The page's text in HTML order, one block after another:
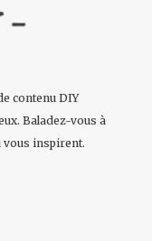
contenu DIY
Baladez-vous à
vous inspirent.